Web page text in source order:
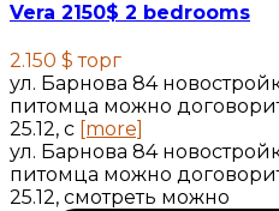
Vera 2150$ 2 bedrooms
2.150 $торг
ул. Барнова 84
питомца можно
25.12, с [more]
ул. Барнова 84
питомца можно
25.12, смотреть можно